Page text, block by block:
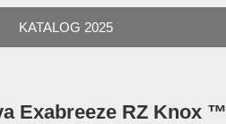
KATALOG 2025
Exabreeze RZ Knox ™